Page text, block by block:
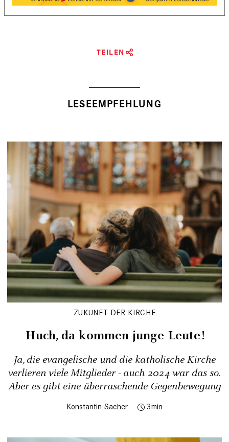
TEILEN
LESEEMPFEHLUNG
ZUKUNFT DER KIRCHE
Huch, da kommen junge Leute!
Ja, die evangelische und die katholische Kirche
verlieren viele Mitglieder - auch 2024 war das so.
Aber es gibt eine überraschende Gegenbewegung
Konstantin Sacher 3